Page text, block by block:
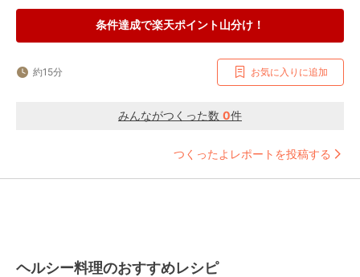
条件達成で楽天ポイント山分け！
約15分 お気に入りに追加
みんながつくった数 0件
つくったよレポートを投稿する
ヘルシー料理のおすすめレシピ